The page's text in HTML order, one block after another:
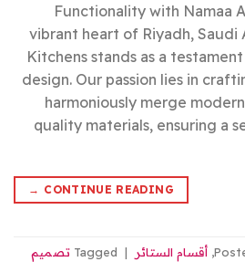
Functionality with Namaa
vibrant heart of Riyadh, Saudi
Kitchens stands as a
design. Our passion lies in
harmoniously merge
quality materials, ensuring a
CONTINUE READING
→
, أقسام الستائر |
Tagged تصميم